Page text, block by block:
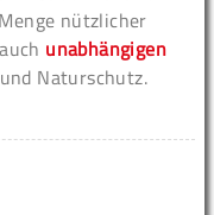
nützlicher
unabhängigen
Naturschutz.